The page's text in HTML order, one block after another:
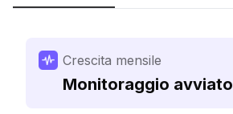
Crescita mensile
Monitoraggio avviato